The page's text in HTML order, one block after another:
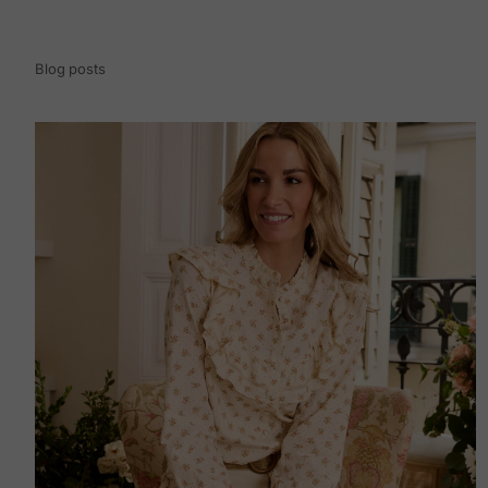
Blog posts